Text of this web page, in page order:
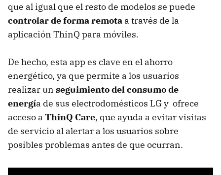
que al igual que el resto de modelos se puede
controlar de forma remota a través de la
aplicación ThinQ para móviles.
De hecho, esta app es clave en el ahorro
energético, ya que permite a los usuarios
realizar un seguimiento del consumo de
energía de sus electrodomésticos LG y ofrece
acceso a ThinQ Care, que ayuda a evitar visitas
de servicio al alertar a los usuarios sobre
posibles problemas antes de que ocurran.